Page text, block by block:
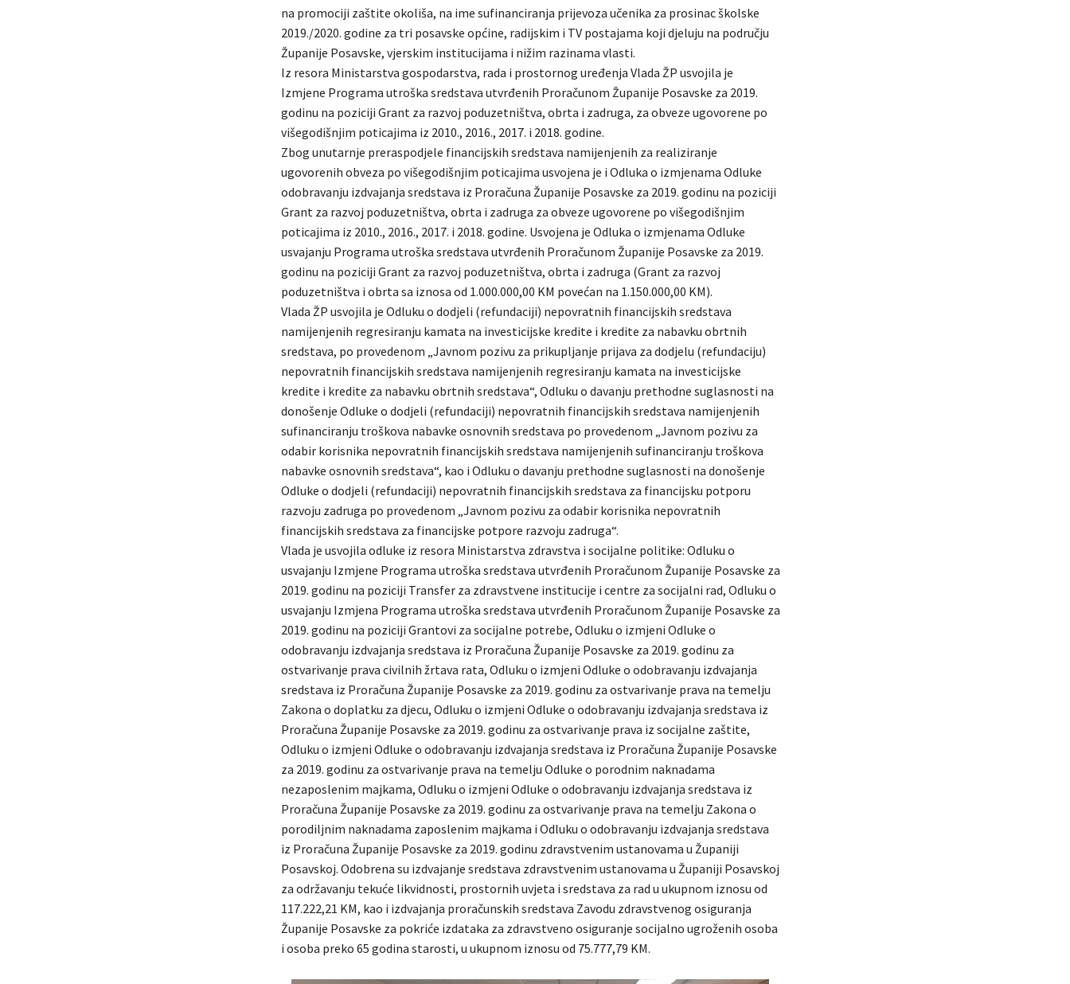
na promociji zaštite okoliša, na ime sufinanciranja prijevoza učenika za prosinac školske
2019./2020. godine za tri posavske općine, radijskim i TV postajama koji djeluju na području
Županije Posavske, vjerskim institucijama i nižim razinama vlasti.
Iz resora Ministarstva gospodarstva, rada i prostornog uređenja Vlada ŽP usvojila je
Izmjene Programa utroška sredstava utvrđenih Proračunom Županije Posavske za 2019.
godinu na poziciji Grant za razvoj poduzetništva, obrta i zadruga, za obveze ugovorene po
višegodišnjim poticajima iz 2010., 2016., 2017. i 2018. godine.
Zbog unutarnje preraspodjele financijskih sredstava namijenjenih za realiziranje
ugovorenih obveza po višegodišnjim poticajima usvojena je i Odluka o izmjenama Odluke
odobravanju izdvajanja sredstava iz Proračuna Županije Posavske za 2019. godinu na poziciji
Grant za razvoj poduzetništva, obrta i zadruga za obveze ugovorene po višegodišnjim
poticajima iz 2010., 2016., 2017. i 2018. godine. Usvojena je Odluka o izmjenama Odluke
usvajanju Programa utroška sredstava utvrđenih Proračunom Županije Posavske za 2019.
godinu na poziciji Grant za razvoj poduzetništva, obrta i zadruga (Grant za razvoj
poduzetništva i obrta sa iznosa od 1.000.000,00 KM povećan na 1.150.000,00 KM).
Vlada ŽP usvojila je Odluku o dodjeli (refundaciji) nepovratnih financijskih sredstava
namijenjenih regresiranju kamata na investicijske kredite i kredite za nabavku obrtnih
sredstava, po provedenom „Javnom pozivu za prikupljanje prijava za dodjelu (refundaciju)
nepovratnih financijskih sredstava namijenjenih regresiranju kamata na investicijske
kredite i kredite za nabavku obrtnih sredstava“, Odluku o davanju prethodne suglasnosti na
donošenje Odluke o dodjeli (refundaciji) nepovratnih financijskih sredstava namijenjenih
sufinanciranju troškova nabavke osnovnih sredstava po provedenom „Javnom pozivu za
odabir korisnika nepovratnih financijskih sredstava namijenjenih sufinanciranju troškova
nabavke osnovnih sredstava“, kao i Odluku o davanju prethodne suglasnosti na donošenje
Odluke o dodjeli (refundaciji) nepovratnih financijskih sredstava za financijsku potporu
razvoju zadruga po provedenom „Javnom pozivu za odabir korisnika nepovratnih
financijskih sredstava za financijske potpore razvoju zadruga“.
Vlada je usvojila odluke iz resora Ministarstva zdravstva i socijalne politike: Odluku o
usvajanju Izmjene Programa utroška sredstava utvrđenih Proračunom Županije Posavske za
2019. godinu na poziciji Transfer za zdravstvene institucije i centre za socijalni rad, Odluku o
usvajanju Izmjena Programa utroška sredstava utvrđenih Proračunom Županije Posavske za
2019. godinu na poziciji Grantovi za socijalne potrebe, Odluku o izmjeni Odluke o
odobravanju izdvajanja sredstava iz Proračuna Županije Posavske za 2019. godinu za
ostvarivanje prava civilnih žrtava rata, Odluku o izmjeni Odluke o odobravanju izdvajanja
sredstava iz Proračuna Županije Posavske za 2019. godinu za ostvarivanje prava na temelju
Zakona o doplatku za djecu, Odluku o izmjeni Odluke o odobravanju izdvajanja sredstava iz
Proračuna Županije Posavske za 2019. godinu za ostvarivanje prava iz socijalne zaštite,
Odluku o izmjeni Odluke o odobravanju izdvajanja sredstava iz Proračuna Županije Posavske
za 2019. godinu za ostvarivanje prava na temelju Odluke o porodnim naknadama
nezaposlenim majkama, Odluku o izmjeni Odluke o odobravanju izdvajanja sredstava iz
Proračuna Županije Posavske za 2019. godinu za ostvarivanje prava na temelju Zakona o
porodiljnim naknadama zaposlenim majkama i Odluku o odobravanju izdvajanja sredstava
iz Proračuna Županije Posavske za 2019. godinu zdravstvenim ustanovama u Županiji
Posavskoj. Odobrena su izdvajanje sredstava zdravstvenim ustanovama u Županiji Posavskoj
za održavanju tekuće likvidnosti, prostornih uvjeta i sredstava za rad u ukupnom iznosu od
117.222,21 KM, kao i izdvajanja proračunskih sredstava Zavodu zdravstvenog osiguranja
Županije Posavske za pokriće izdataka za zdravstveno osiguranje socijalno ugroženih osoba
i osoba preko 65 godina starosti, u ukupnom iznosu od 75.777,79 KM.